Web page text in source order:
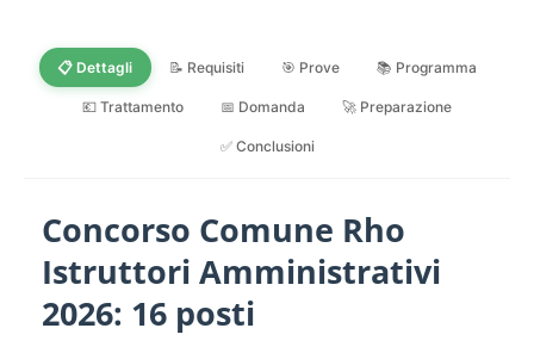
📋 Dettagli 📝 Requisiti 🎯 Prove 📚 Programma
💶 Trattamento 📅 Domanda 🚀 Preparazione
✅ Conclusioni
Concorso Comune Rho
Istruttori Amministrativi
2026: 16 posti